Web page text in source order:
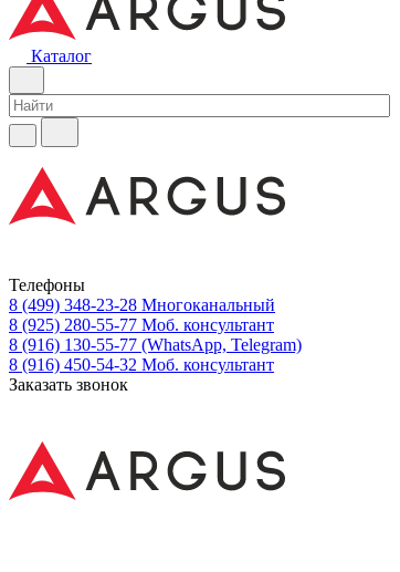
Каталог
Телефоны
8 (499) 348-23-28 Многоканальный
8 (925) 280-55-77 Моб. консультант
8 (916) 130-55-77 (WhatsApp, Telegram)
8 (916) 450-54-32 Моб. консультант
Заказать звонок